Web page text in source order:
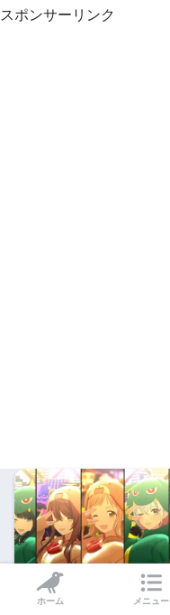
スポンサーリンク
【シャニソン】楽しかった
ぜ初めてのエイプリルフー
ホーム メニュー